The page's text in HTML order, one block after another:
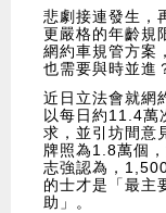
悲劇接連發生，
更嚴格的年齡規
網約車規管方案
也需要與時並進
近日立法會就網
以每日約11.4萬
求，並引坊間意
牌照為1.8萬個
志強認為，
的士才是「最主
助」。